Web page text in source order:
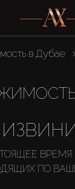
в Дубае
ВРЕМЯ
ПО